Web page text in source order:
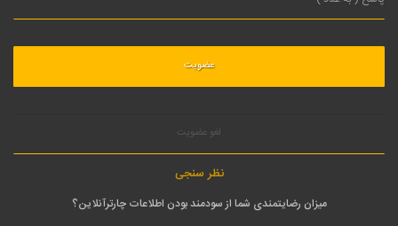
لغو عضویت
نظر سنجی
میزان رضایتمندی شما از سودمند بودن اطلاعات چارترآنلاین؟